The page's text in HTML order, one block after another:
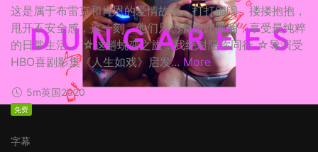
这是属于布雷克和肯恩的爱情故事。打打闹闹、搂搂抱抱，
甩开不安全感，这一刻，他们只想和彼此厮溷，享受最纯粹
的日常生活。 ☆这趟蜕变之旅，我绝对陪你同行 ☆导演受
HBO喜剧影集《人生如戏》启发... More
5m英国2020
免费
字幕